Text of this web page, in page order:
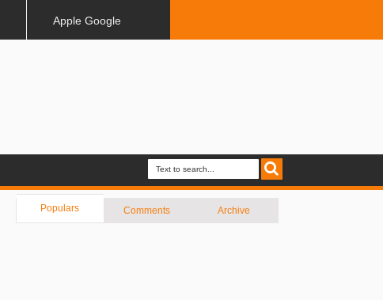
Populars Comments Archive
Apple Google